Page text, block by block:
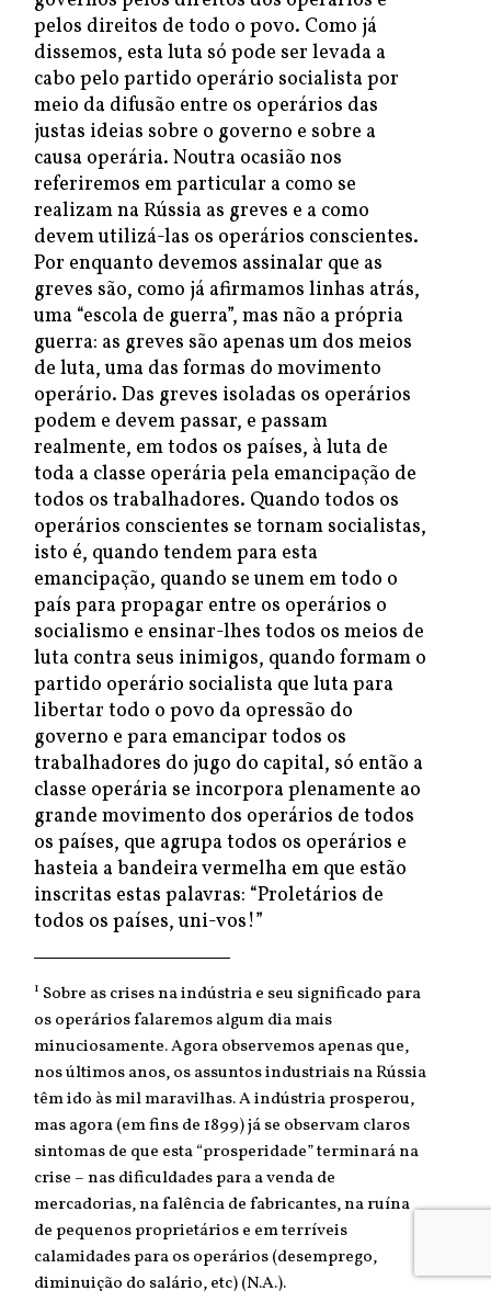
pelos direitos de todo o povo. Como já
dissemos, esta luta só pode ser levada a
cabo pelo partido operário socialista por
meio da difusão entre os operários das
justas ideias sobre o governo e sobre a
causa operária. Noutra ocasião nos
referiremos em particular a como se
realizam na Rússia as greves e a como
devem utilizá-las os operários conscientes.
Por enquanto devemos assinalar que as
greves são, como já afirmamos linhas atrás,
uma “escola de guerra”, mas não a própria
guerra: as greves são apenas um dos meios
de luta, uma das formas do movimento
operário. Das greves isoladas os operários
podem e devem passar, e passam
realmente, em todos os países, à luta de
toda a classe operária pela emancipação de
todos os trabalhadores. Quando todos os
operários conscientes se tornam socialistas,
isto é, quando tendem para esta
emancipação, quando se unem em todo o
país para propagar entre os operários o
socialismo e ensinar-lhes todos os meios de
luta contra seus inimigos, quando formam o
partido operário socialista que luta para
libertar todo o povo da opressão do
governo e para emancipar todos os
trabalhadores do jugo do capital, só então a
classe operária se incorpora plenamente ao
grande movimento dos operários de todos
os países, que agrupa todos os operários e
hasteia a bandeira vermelha em que estão
inscritas estas palavras: “Proletários de
todos os países, uni-vos!”
1 Sobre as crises na indústria e seu significado para
os operários falaremos algum dia mais
minuciosamente. Agora observemos apenas que,
nos últimos anos, os assuntos industriais na Rússia
têm ido às mil maravilhas. A indústria prosperou,
mas agora (em fins de 1899) já se observam claros
sintomas de que esta “prosperidade” terminará na
crise – nas dificuldades para a venda de
mercadorias, na falência de fabricantes, na ruína
de pequenos proprietários e em terríveis
calamidades para os operários (desemprego,
diminuição do salário, etc) (N.A.).